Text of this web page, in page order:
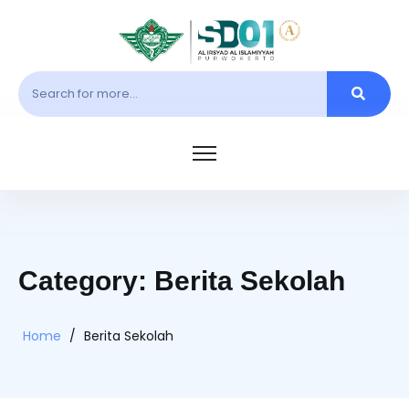
Category: Berita Sekolah
Home / Berita Sekolah